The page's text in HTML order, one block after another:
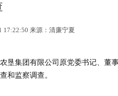
17:22:50 来源：清廉宁夏
集团有限公司原党委书记、董事
和监察调查。